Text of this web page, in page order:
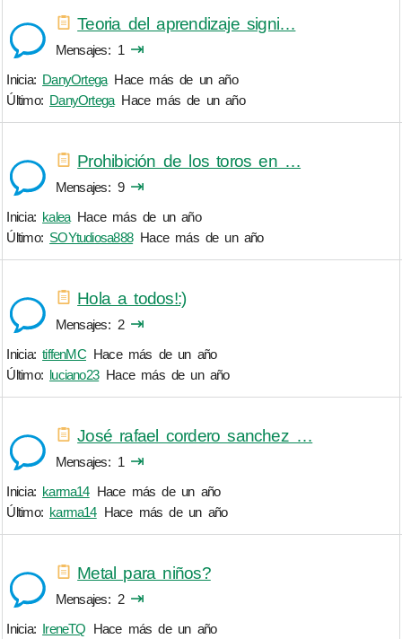
Teoria del aprendizaje signi…
Mensajes 1 ⇥
Inicia: DanyOrtega Hace más de un año
Último: DanyOrtega Hace más de un año
Prohibición de los toros en …
Mensajes 9 ⇥
Inicia: kalea Hace más de un año
Último: SOYtudiosa888 Hace más de un año
Hola a todos!:)
Mensajes 2 ⇥
Inicia:tiffenMC Hace más de un año
Último: luciano23 Hace más de un año
José rafael cordero sanchez …
Mensajes 1 ⇥
Inicia: karma14 Hace más de un año
Último: karma14 Hace más de un año
Metal para niños?
Mensajes 2 ⇥
Inicia: IreneTQ Hace más de un año